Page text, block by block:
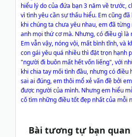
hiểu lý do của đứa bạn 3 năm về trước,
vì tình yêu cần sự thấu hiểu. Em cũng
khi chúng ta chưa yêu nhau, em đã
anh mọi thứ cơ mà. Nhưng, có điều gì
Em vẫn vậy, nóng vội, mất bình tĩnh, và
con gái yêu quá nhiều thì đặt trọn hạnh
"người đi buôn mất hết vốn liếng", với
khi chia tay mối tình đầu, nhưng có điều
sai ai đúng, em thôi mổ xẻ vấn đề bởi
được người của mình. Nhưng em hiểu
cố tìm những điều tốt đẹp nhất của mỗi
Bài tương tự bạn